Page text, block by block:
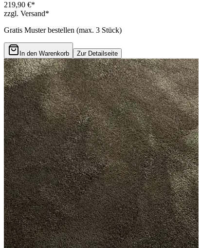
219,90 €*
zzgl. Versand*
Gratis Muster bestellen (max. 3 Stück)
In den Warenkorb Zur Detailseite